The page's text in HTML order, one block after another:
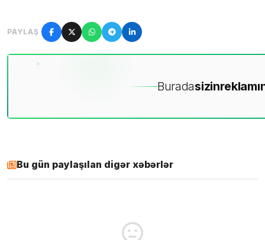
PAYLAŞ
Buradasizin
Bu gün paylaşılan digər xəbərlər